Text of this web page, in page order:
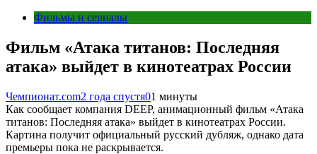
Фильмы и сериалы
Фильм «Атака титанов: Последняя
атака» выйдет в кинотеатрах России
Чемпионат.com2 года спустя01 минуты
Как сообщает компания DEEP, анимационный фильм «Атака
титанов: Последняя атака» выйдет в кинотеатрах России.
Картина получит официальный русский дубляж, однако дата
премьеры пока не раскрывается.